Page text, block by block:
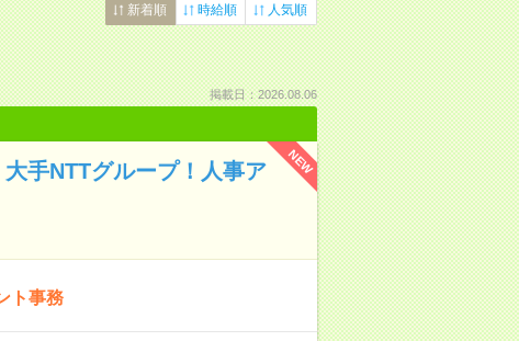
新着順 時給順 人気順
掲載日：2026.08.06
NEW
手NTTグループ！人事ア
ト事務